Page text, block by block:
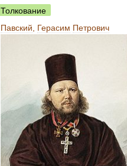
Толкование
Павский
Герасим Петрович